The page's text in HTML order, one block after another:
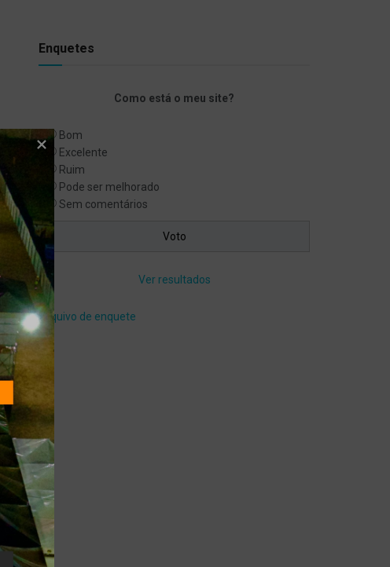
Enquetes
Como está o meu site?
Bom
Excelente
Ruim
Pode ser melhorado
Sem comentários
Ver resultados
Arquivo de enquete